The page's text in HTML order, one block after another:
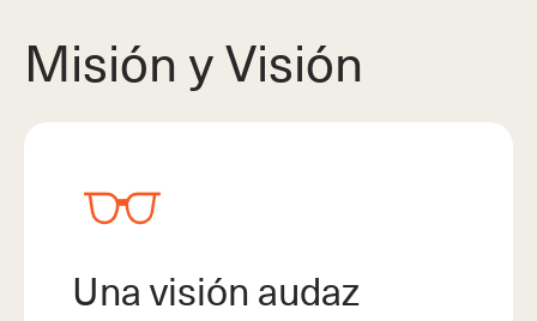
Misión y Visión
Una visión audaz